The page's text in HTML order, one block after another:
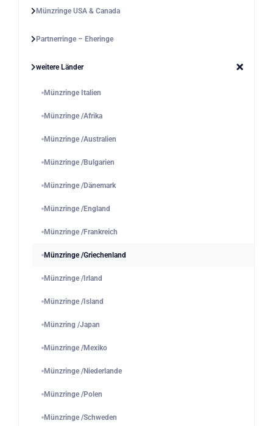
Münzringe USA & Canada
Partnerringe – Eheringe
weitere Länder
Münzringe Italien
Münzringe /Afrika
Münzringe /Australien
Münzringe /Bulgarien
Münzringe /Dänemark
Münzringe /England
Münzringe /Frankreich
Münzringe /Griechenland
Münzringe /Irland
Münzringe /Island
Münzring /Japan
Münzringe /Mexiko
Münzringe /Niederlande
Münzringe /Polen
Münzringe /Schweden